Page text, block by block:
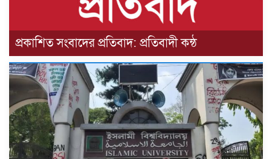
প্রকাশিত সংবাদের প্রতিবাদ: প্রতিবাদী কন্ঠ